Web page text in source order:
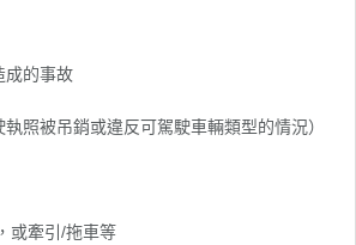
成的事故
照被吊銷或違反可駕駛車輛類型的情況）
或牽引/拖車等